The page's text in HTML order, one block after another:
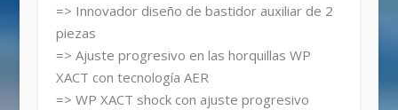
=> Innovador diseño de bastidor auxiliar de 2
piezas
=> Ajuste progresivo en las horquillas WP
XACT con tecnología AER
=> WP XACT shock con ajuste progresivo